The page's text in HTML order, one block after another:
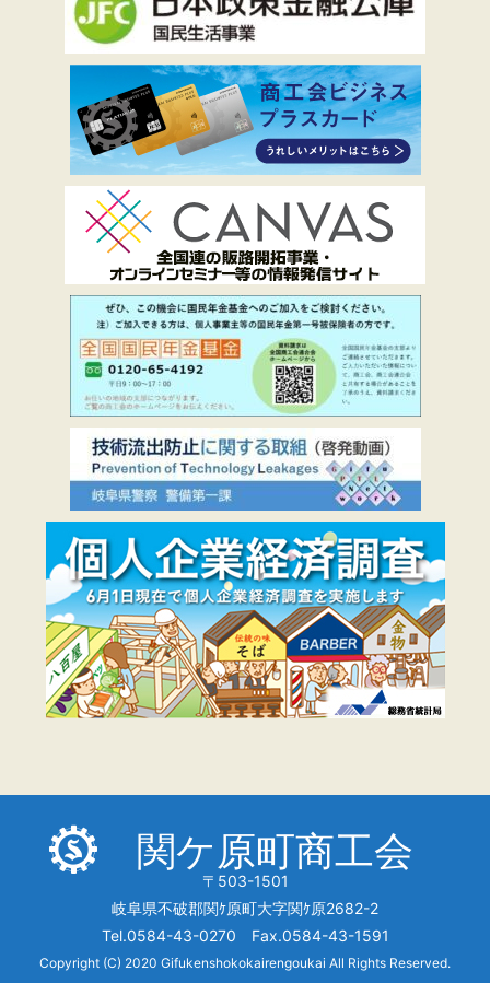
関ケ原町商工会
〒503-1501
岐阜県不破郡関ｹ原町大字関ｹ原2682-2
Tel.0584-43-0270 Fax.0584-43-1591
Copyright (C) 2020 Gifukenshokokairengoukai All Rights Reserved.